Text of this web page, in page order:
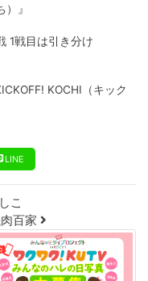
』
1戦目は引き分け
KOCHI（キック
LINE
こ
百家